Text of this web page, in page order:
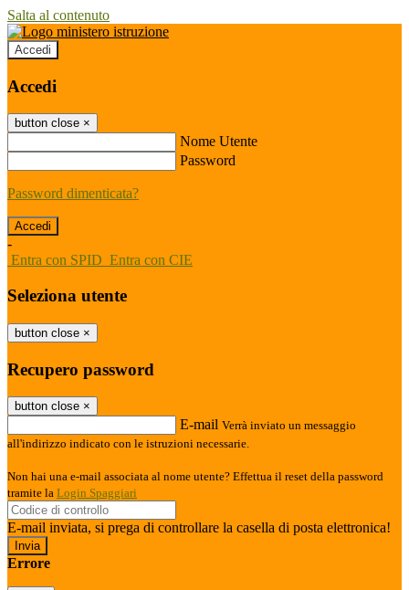
Salta al contenuto
Accedi
Accedi
button close ×
Nome Utente
Password
Password dimenticata?
-
Entra con SPID Entra con CIE
Seleziona utente
button close ×
Recupero password
button close ×
E-mail Verrà inviato un messaggio
all'indirizzo indicato con le istruzioni necessarie.
Non hai una e-mail associata al nome utente? Effettua il reset della password
tramite la Login Spaggiari
E-mail inviata, si prega di controllare la casella di posta elettronica!
Errore